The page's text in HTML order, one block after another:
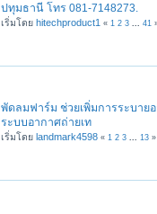
ปทุมธานี โทร 081-7148273.
เริ่มโดยhitechproduct1 « 1 2 3 ...41
พัดลมฟาร์ม ช่วยเพิ่มการระบาย
ระบบอากาศถ่ายเท
เริ่มโดยlandmark4598 « 1 2 3 13 »